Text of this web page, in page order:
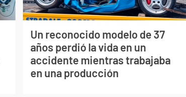
Un reconocido modelo de 37
años perdió la vida en un
accidente mientras trabajaba
en una producción